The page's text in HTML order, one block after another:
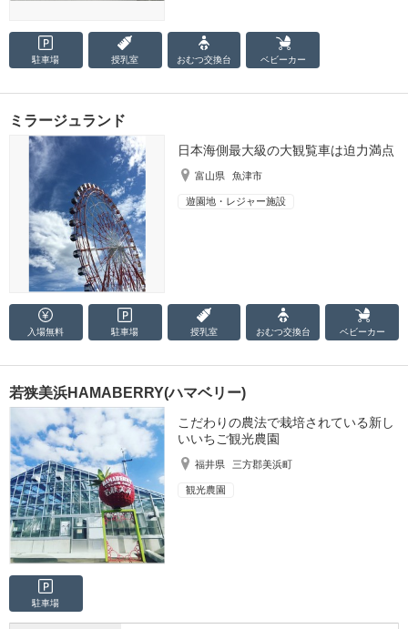
駐車場 授乳室 おむつ交換台 ベビーカー
ミラージュランド
日本海側最大級の大観覧車は迫力満点
富山県 魚津市
遊園地・レジャー施設
入場無料 駐車場 授乳室 おむつ交換台 ベビーカー
若狭美浜HAMABERRY(ハマベリー)
こだわりの農法で栽培されている新し
いいちご観光農園
福井県 三方郡美浜町
観光農園
駐車場